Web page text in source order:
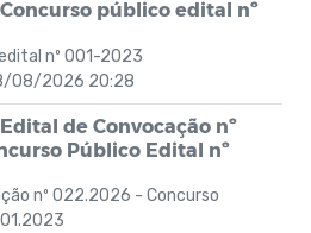
de Escolas Integrais
Seletivo
Concurso público edital nº
nº 001-2023
08/2026 20:28
Edital de Convocação nº
Público Edital nº
nº 022.2026 - Concurso